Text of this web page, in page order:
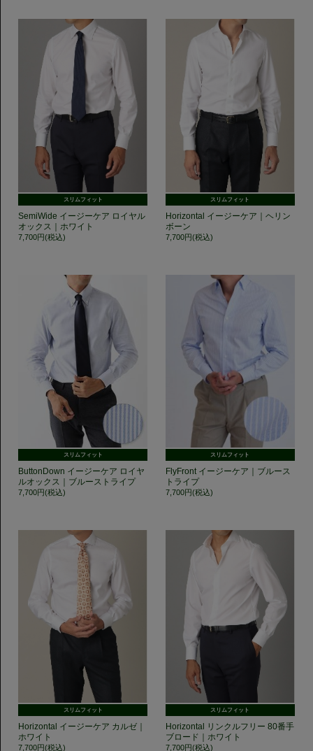
スリムフィット
SemiWide イージーケア ロイヤル
オックス｜ホワイト
7,700円(税込)
スリムフィット
Horizontal イージーケア｜ヘリン
ボーン
7,700円(税込)
スリムフィット
ButtonDown イージーケア ロイヤ
ルオックス｜ブルーストライプ
7,700円(税込)
スリムフィット
FlyFront イージーケア｜ブルース
トライプ
7,700円(税込)
スリムフィット
Horizontal イージーケア カルゼ｜
ホワイト
7,700円(税込)
スリムフィット
Horizontal リンクルフリー 80番手
ブロード｜ホワイト
7,700円(税込)